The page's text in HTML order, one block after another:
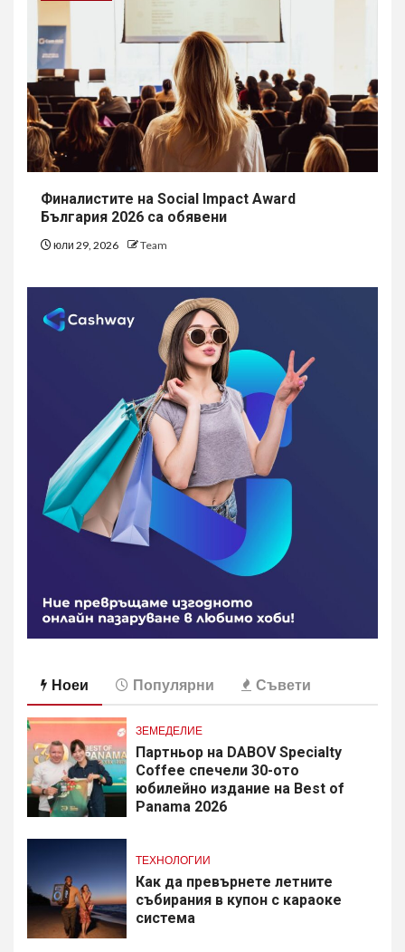
Финалистите на Social Impact Award
България 2026 са обявени
юли 29, 2026 Team
Ноеи Популярни Съвети
ЗЕМЕДЕЛИЕ
Партньор на DABOV Specialty
Coffee спечели 30-ото
юбилейно издание на Best of
Panama 2026
ТЕХНОЛОГИИ
Как да превърнете летните
събирания в купон с караоке
система